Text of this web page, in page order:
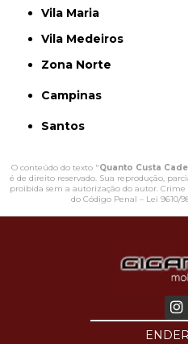
Vila Maria
Vila Medeiros
Zona Norte
Campinas
Santos
O conteúdo do texto "Quanto Custa
é de direito reservado. Sua reprodução,
proibida sem a autorização do autor.
do Código Penal – Lei 9610/